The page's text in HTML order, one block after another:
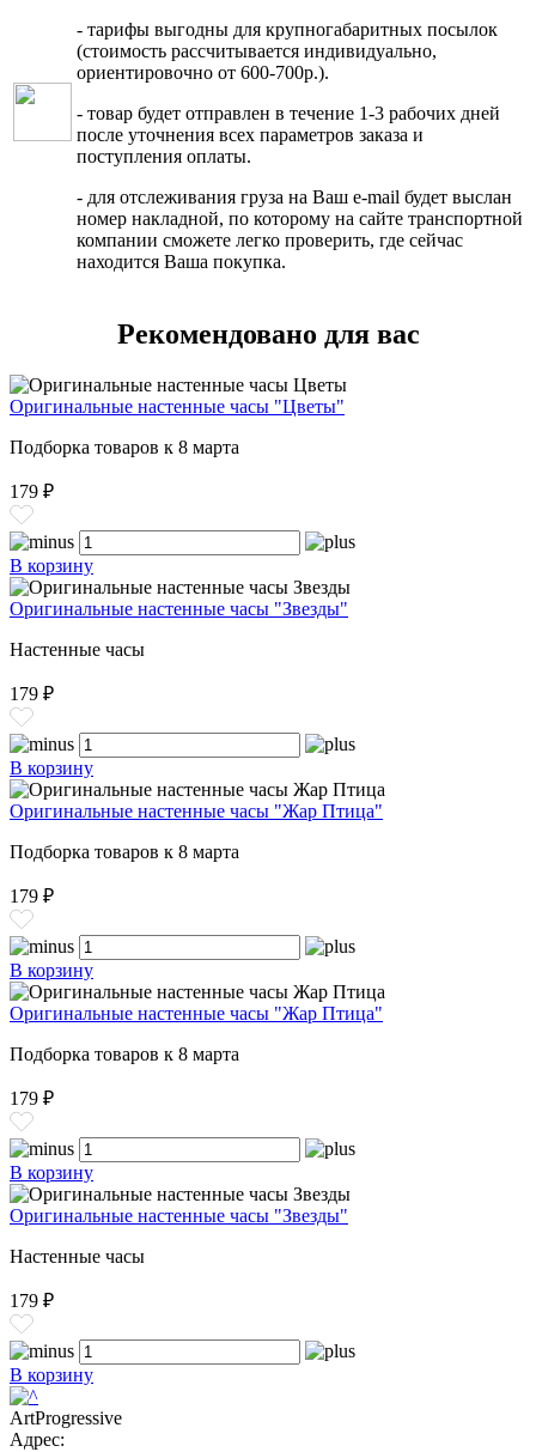
- тарифы выгодны для крупногабаритных посылок
(стоимость рассчитывается индивидуально,
ориентировочно от 600-700р.).
- товар будет отправлен в течение 1-3 рабочих дней
после уточнения всех параметров заказа и
поступления оплаты.
- для отслеживания груза на Ваш e-mail будет выслан
номер накладной, по которому на сайте транспортной
компании сможете легко проверить, где сейчас
находится Ваша покупка.
Рекомендовано для вас
Оригинальные настенные часы "Цветы"
Подборка товаров к 8 марта
179 ₽
В корзину
Оригинальные настенные часы "Звезды"
Настенные часы
179 ₽
В корзину
Оригинальные настенные часы "Жар Птица"
Подборка товаров к 8 марта
179 ₽
В корзину
Оригинальные настенные часы "Жар Птица"
Подборка товаров к 8 марта
179 ₽
В корзину
Оригинальные настенные часы "Звезды"
Настенные часы
179 ₽
В корзину
ArtProgressive
Адрес: